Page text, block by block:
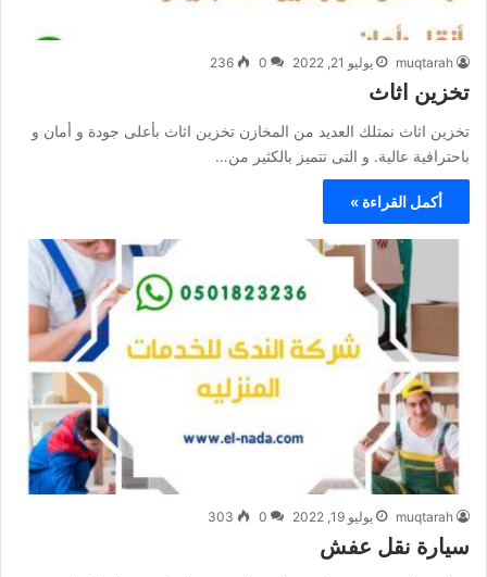
muqtarah يوليو 21, 2022 0
236
تخزين اثاث
تخزين اثاث نمتلك العديد من المخازن تخزين اثاث بأعلى جودة و أمان و
باحترافية عالية. و التى تتميز بالكثير من…
أكمل القراءة »
muqtarah يوليو 19, 2022 0
303
سيارة نقل عفش